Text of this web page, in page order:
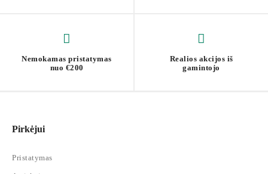
Nemokamas pristatymas
nuo €200
Realios akcijos iš
gamintojo
Pirkėjui
Pristatymas